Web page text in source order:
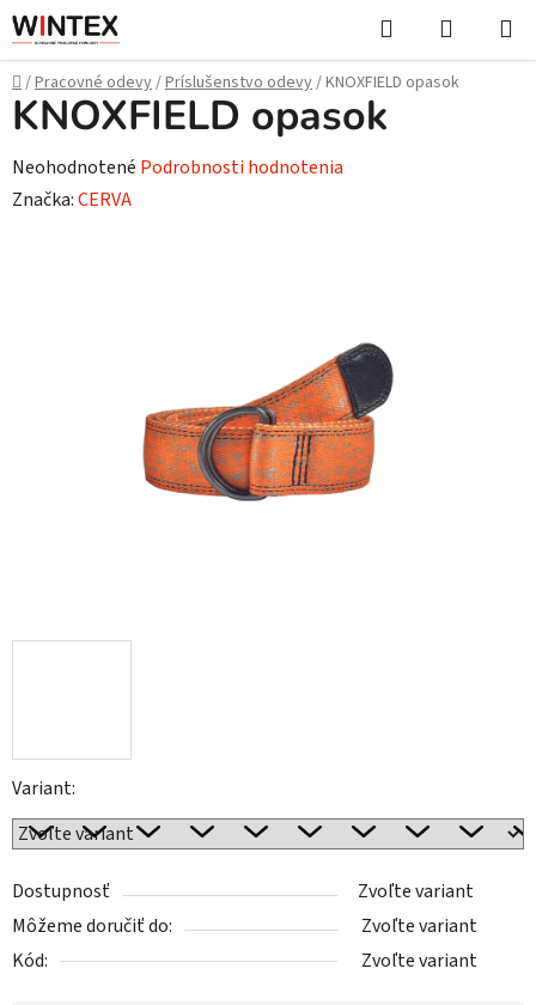
Prejsť
na
obsah
Hľadať
KOŠÍK
Domov
/Pracovné odevy/Príslušenstvo odevy/KNOXFIELD opasok
Variant:
Dostupnosť
Zvoľte variant
Môžeme doručiť do:
Zvoľte variant
Kód:
Zvoľte variant
KNOXFIELD opasok
Priemerné
hodnotenie
Neohodnotené Podrobnosti hodnotenia
Značka:CERVA